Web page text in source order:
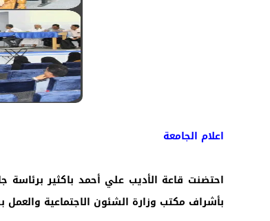
اعلام الجامعة
احتضنت قاعة الأديب علي أحمد باكثير برئاسة
بأشراف مكتب وزارة الشئون الاجتماعية